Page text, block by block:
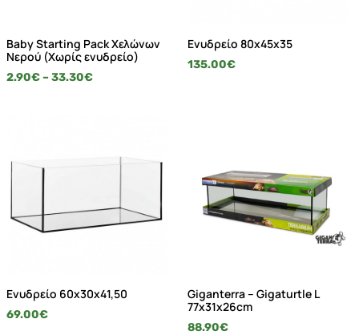
Baby Starting Pack Χελώνων
Νερού (Χωρίς ενυδρείο)
2.90€–33.30€
Ενυδρείο 80x45x35
135.00€
Ενυδρείο 60x30x41,50
69.00€
Giganterra – Gigaturtle L
77x31x26cm
88.90€